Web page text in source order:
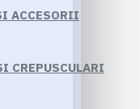
ACCESORII
CREPUSCULARI